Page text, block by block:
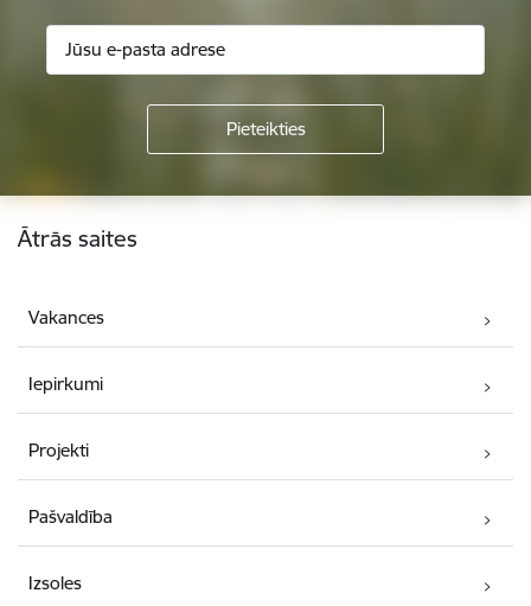
Kājene
Ātrās saites
Vakances
Iepirkumi
Projekti
Pašvaldība
Izsoles